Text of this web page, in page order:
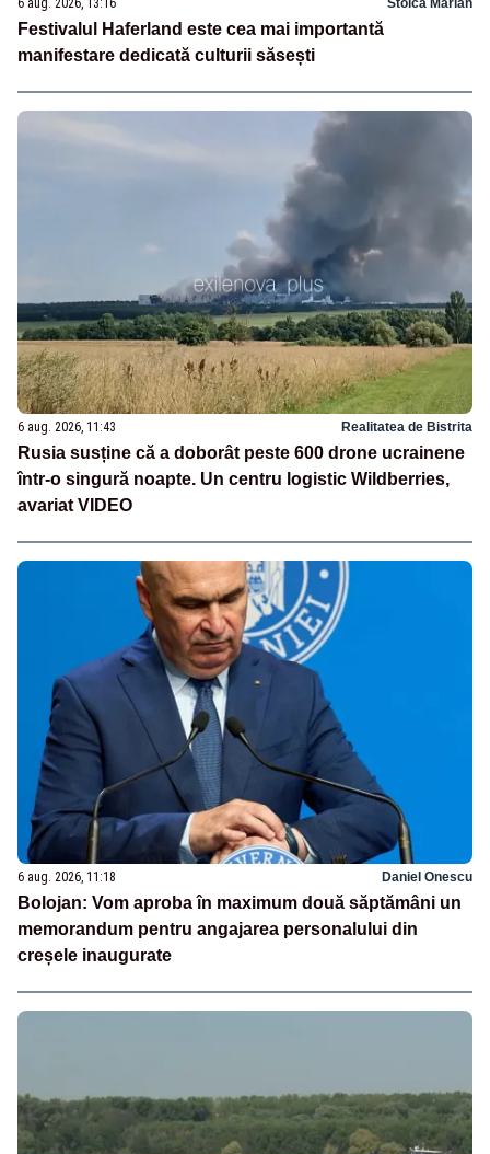
6 aug. 2026, 13:16 Stoica Marian
Festivalul Haferland este cea mai importantă
manifestare dedicată culturii săsești
6 aug. 2026, 11:43 Realitatea de Bistrita
Rusia susține că a doborât peste 600 drone ucrainene
într-o singură noapte. Un centru logistic Wildberries,
avariat VIDEO
6 aug. 2026, 11:18 Daniel Onescu
Bolojan: Vom aproba în maximum două săptămâni un
memorandum pentru angajarea personalului din
creșele inaugurate